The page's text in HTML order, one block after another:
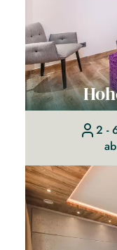
2 -